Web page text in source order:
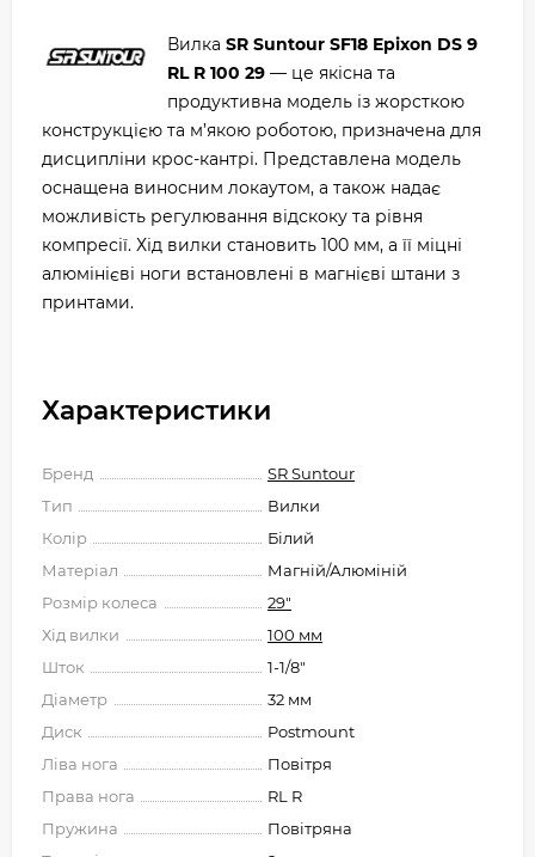
Вилка SR Suntour SF18 Epixon DS 9
RL R 100 29 — це якісна та
продуктивна модель із жорсткою
конструкцією та м’якою роботою, призначена для
дисципліни крос-кантрі. Представлена модель
оснащена виносним локаутом, а також надає
можливість регулювання відскоку та рівня
компресії. Хід вилки становить 100 мм, а її міцні
алюмінієві ноги встановлені в магнієві штани з
принтами.
Характеристики
Бренд
SR Suntour
Тип
Вилки
Колір
Білий
Матеріал
Магній/Алюміній
Розмір колеса
29"
Хід вилки
100 мм
Шток
1-1/8"
Діаметр
32 мм
Диск
Postmount
Ліва нога
Повітря
Права нога
RL R
Пружина
Повітряна